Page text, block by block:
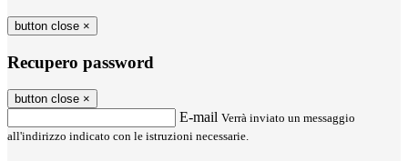
button close ×
Recupero password
button close ×
E-mail Verrà inviato un messaggio
all'indirizzo indicato con le istruzioni necessarie.